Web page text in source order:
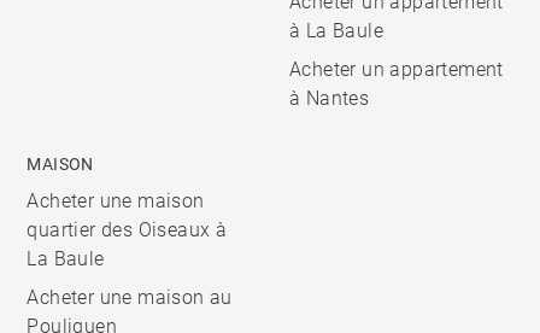
à La Baule
Acheter un appartement
à Nantes
MAISON
Acheter une maison
quartier des Oiseaux à
La Baule
Acheter une maison au
Pouliguen